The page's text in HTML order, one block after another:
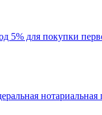
5% для покупки
нотариальная